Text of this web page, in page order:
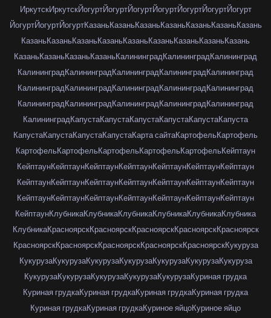
ИркутскИркутскЙогуртЙогуртЙогуртЙогуртЙогуртЙогуртЙогурт
ЙогуртЙогуртЙогуртКазаньКазаньКазаньКазаньКазаньКазаньКазань
КазаньКазаньКазаньКазаньКазаньКазаньКазаньКазаньКазань
КазаньКазаньКазаньКазаньКалининградКалининградКалининград
КалининградКалининградКалининградКалининградКалининград
КалининградКалининградКалининградКалининградКалининград
КалининградКалининградКалининградКалининградКалининград
КалининградКапустаКапустаКапустаКапустаКапустаКапуста
КапустаКапустаКапустаКапустаКарта сайтаКартофельКартофель
КартофельКартофельКартофельКартофельКартофельКейптаун
КейптаунКейптаунКейптаунКейптаунКейптаунКейптаунКейптаун
КейптаунКейптаунКейптаунКейптаунКейптаунКейптаунКейптаун
КейптаунКейптаунКейптаунКейптаунКейптаунКейптаунКейптаун
КейптаунКлубникаКлубникаКлубникаКлубникаКлубникаКлубника
КлубникаКрасноярскКрасноярскКрасноярскКрасноярскКрасноярск
КрасноярскКрасноярскКрасноярскКрасноярскКрасноярскКукуруза
КукурузаКукурузаКукурузаКукурузаКукурузаКукурузаКукуруза
КукурузаКукурузаКукурузаКукурузаКукурузаКуриная грудка
Куриная грудкаКуриная грудкаКуриная грудкаКуриная грудка
Куриная грудкаКуриная грудкаКуриное яйцоКуриное яйцо